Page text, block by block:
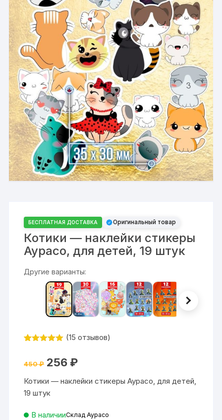
БЕСПЛАТНАЯ ДОСТАВКА Оригинальный товар
Котики — наклейки стикеры
Аурасо, для детей, 19 штук
Другие варианты:
основе
пользовател
ей
(15 отзывов)
450₽ Первоначальная
цена
450 ₽.
256 ₽Текущая
Котики — наклейки стикеры Аурасо, для детей,
19 штук
В наличииСклад Аурасо